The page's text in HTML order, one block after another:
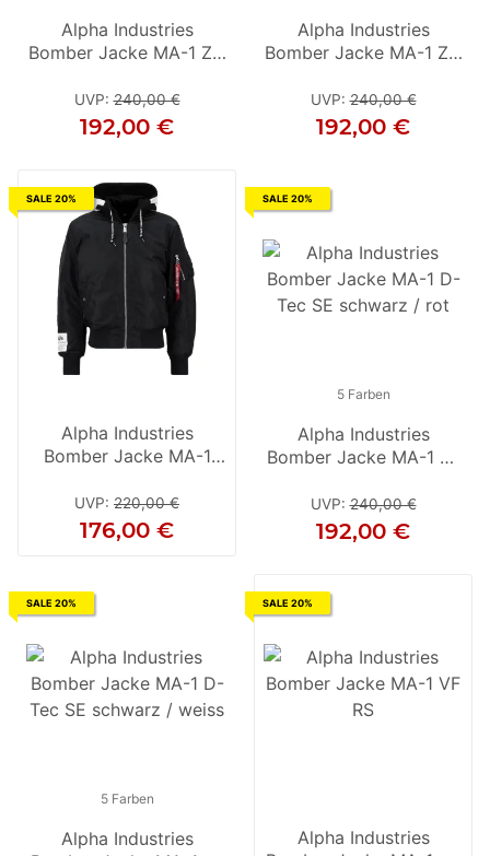
Alpha Industries
Bomber Jacke MA-1 ZH
UVP:240,00 €
192,00 €
Alpha Industries
Bomber Jacke MA-1 ZH
Camo
UVP:250,00 €
200,00 €
Alpha Industries
Bomber Jacke MA-1 ZH
UVP:240,00 €
192,00 €
SALE 20%
Alpha Industries
Bomber Jacke MA-1
UVP: 220,00 €
176,00 €
SALE 20%
5 Farben
Alpha Industries
Bomber Jacke MA-1 D-
UVP:240,00 €
192,00 €
SALE 20%
5 Farben
Alpha Industries
Alpha Industries
SALE 20%
Alpha Industries